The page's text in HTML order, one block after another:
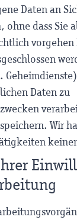
Daten an
ohne dass Sie
Daten zu
Wir